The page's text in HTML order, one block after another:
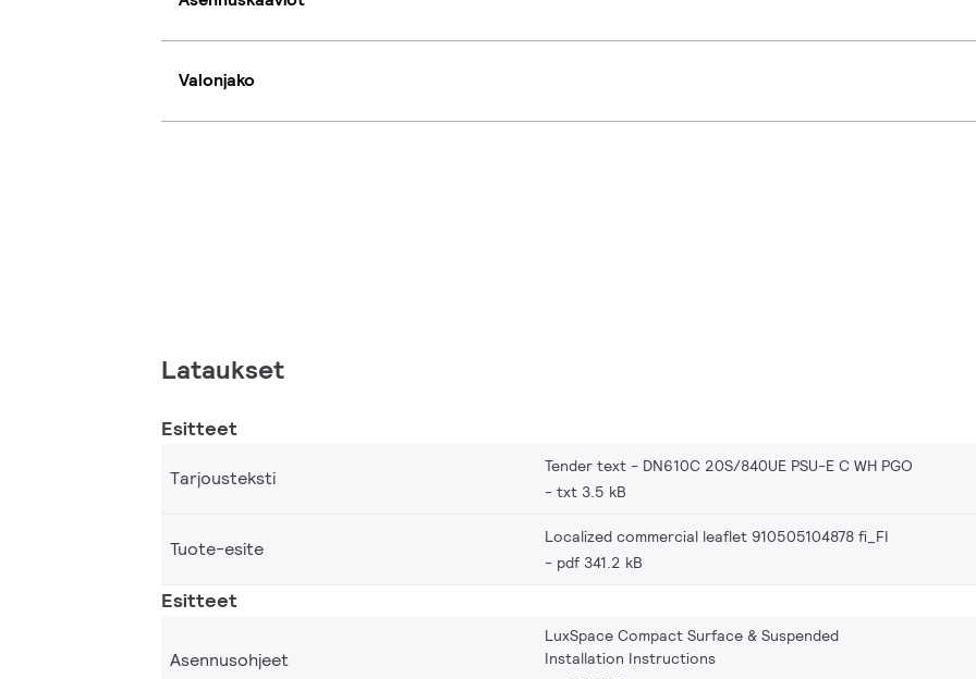
Valonjako
Lataukset
Esitteet
Tarjousteksti
Tender text - DN610C 20S/840UE PSU-E C WH PGO
txt 3.5 kB
Tuote-esite
Localized commercial leaflet 910505104878 fi_FI
pdf 341.2 kB
Esitteet
Asennusohjeet
LuxSpace Compact Surface & Suspended
Installation Instructions